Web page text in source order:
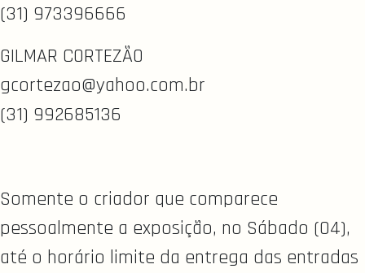
(31) 973396666
GILMAR CORTEZÃO
gcortezao@yahoo.com.br
(31) 992685136
Somente o criador que comparece
pessoalmente a exposição, no Sábado (04),
até o horário limite da entrega das entradas